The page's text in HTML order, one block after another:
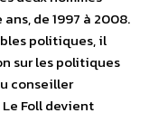
de 1997 à 2008.
politiques, il
sur les politiques
conseiller
Foll devient